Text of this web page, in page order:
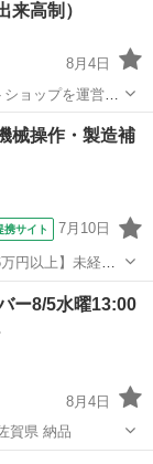
来高制）
8月4日
ョップを運営し
手伝いいただけ
械操作・製造補
携サイト 7月10日
円以上】未経験
カー通勤可！1食
人気の工
ー8/5水曜13:00
8月4日
賀県 納品